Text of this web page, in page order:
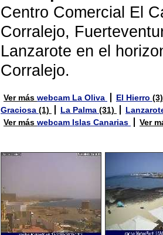
Centro Comercial El
Corralejo,
Lanzarote en el
Corralejo.
Ver más webcam La Oliva El Hierro
Graciosa (1) La Palma (31)
Ver más webcam Islas Canarias Ver